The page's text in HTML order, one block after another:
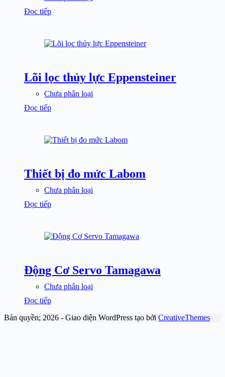
Đọc tiếp
Lõi lọc thủy lực Eppensteiner
Chưa phân loại
Đọc tiếp
Thiết bị đo mức Labom
Chưa phân loại
Đọc tiếp
Động Cơ Servo Tamagawa
Chưa phân loại
Đọc tiếp
Bản quyền; 2026 - Giao diện WordPress tạo bởi CreativeThemes